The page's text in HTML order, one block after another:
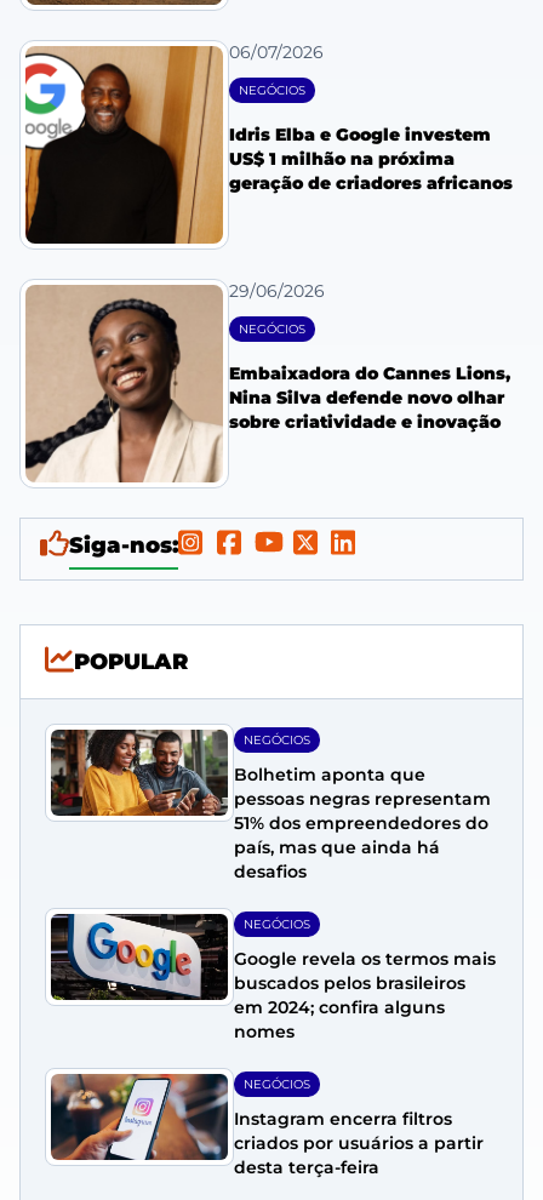
06/07/2026
NEGÓCIOS
Idris Elba e Google investem
US$ 1 milhão na próxima
geração de criadores africanos
29/06/2026
NEGÓCIOS
Embaixadora do Cannes Lions,
Nina Silva defende novo olhar
sobre criatividade e inovação
Siga-nos:
POPULAR
NEGÓCIOS
Bolhetim aponta que
pessoas negras representam
51% dos empreendedores do
país, mas que ainda há
desafios
NEGÓCIOS
Google revela os termos mais
buscados pelos brasileiros
em 2024; confira alguns
nomes
NEGÓCIOS
Instagram encerra filtros
criados por usuários a partir
desta terça-feira